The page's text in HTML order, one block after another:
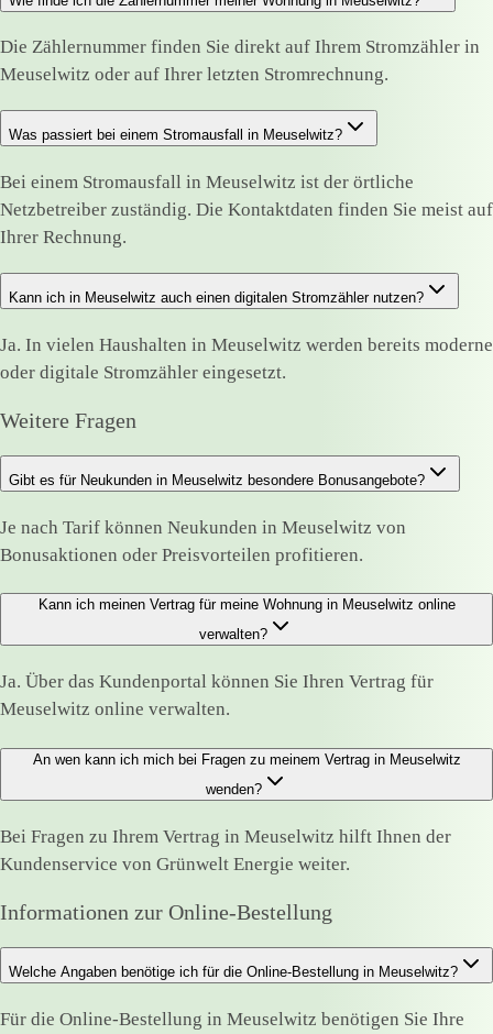
Die Zählernummer finden Sie direkt auf Ihrem Stromzähler in
Meuselwitz oder auf Ihrer letzten Stromrechnung.
Was passiert bei einem Stromausfall in Meuselwitz?
Bei einem Stromausfall in Meuselwitz ist der örtliche
Netzbetreiber zuständig. Die Kontaktdaten finden Sie meist auf
Ihrer Rechnung.
Kann ich in Meuselwitz auch einen digitalen Stromzähler nutzen?
Ja. In vielen Haushalten in Meuselwitz werden bereits moderne
oder digitale Stromzähler eingesetzt.
Weitere Fragen
Gibt es für Neukunden in Meuselwitz besondere Bonusangebote?
Je nach Tarif können Neukunden in Meuselwitz von
Bonusaktionen oder Preisvorteilen profitieren.
Kann ich meinen Vertrag für meine Wohnung in Meuselwitz online
verwalten?
Ja. Über das Kundenportal können Sie Ihren Vertrag für
Meuselwitz online verwalten.
An wen kann ich mich bei Fragen zu meinem Vertrag in Meuselwitz
wenden?
Bei Fragen zu Ihrem Vertrag in Meuselwitz hilft Ihnen der
Kundenservice von Grünwelt Energie weiter.
Informationen zur Online-Bestellung
Welche Angaben benötige ich für die Online-Bestellung in Meuselwitz?
Für die Online-Bestellung in Meuselwitz benötigen Sie Ihre